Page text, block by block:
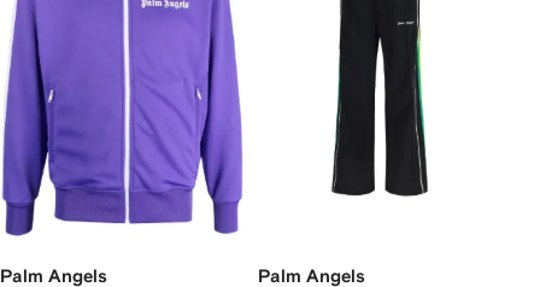
Palm Angels Palm Angels